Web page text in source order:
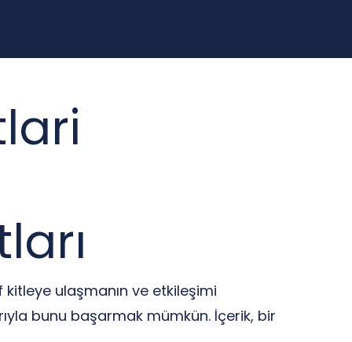
ulaşmanın ve etkileşimi
bunu başarmak mümkün. İçerik, bir